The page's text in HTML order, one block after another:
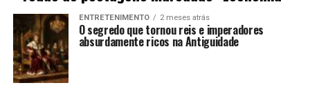
ENTRETENIMENTO 2 meses atrás
O segredo que tornou reis e imperadores
absurdamente ricos na Antiguidade